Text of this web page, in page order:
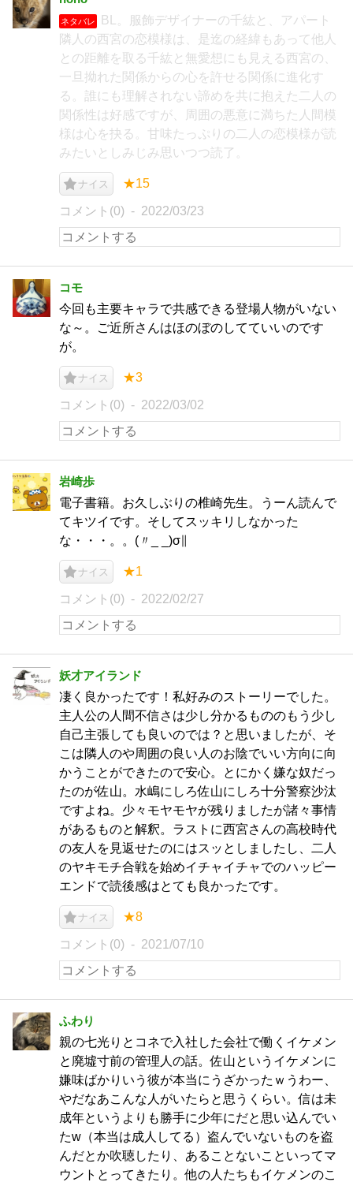
ネタバレ
BL。服飾デザイナーの千紘と、アパート
隣人の西宮の恋模様は、是迄の経緯もあって他人
との距離を取る千紘と無愛想にも見える西宮の、
一旦拗れた関係からの心を許せる関係に進化す
る。誰にも理解されない諦めを共に抱えた二人の
関係性は好感ですが、周囲の悪意に満ちた人間模
様は心を抉る。甘味たっぷりの二人の恋模様が読
みたいとしみじみ思いつつ読了。
ナイス ★15
コメント(0) 2022/03/23
コモ
今回も主要キャラで共感できる登場人物がいない
な～。ご近所さんはほのぼのしてていいのです
が。
ナイス ★3
コメント(0) 2022/03/02
岩崎歩
電子書籍。お久しぶりの椎崎先生。うーん読んで
てキツイです。そしてスッキリしなかった
な・・・。。(〃_ _)σ∥
ナイス ★1
コメント(0) 2022/02/27
妖才アイランド
凄く良かったです！私好みのストーリーでした。
主人公の人間不信さは少し分かるもののもう少し
自己主張しても良いのでは？と思いましたが、そ
こは隣人のや周囲の良い人のお陰でいい方向に向
かうことができたので安心。とにかく嫌な奴だっ
たのが佐山。水嶋にしろ佐山にしろ十分警察沙汰
ですよね。少々モヤモヤが残りましたが諸々事情
があるものと解釈。ラストに西宮さんの高校時代
の友人を見返せたのにはスッとしましたし、二人
のヤキモチ合戦を始めイチャイチャでのハッピー
エンドで読後感はとても良かったです。
ナイス ★8
コメント(0) 2021/07/10
ふわり
親の七光りとコネで入社した会社で働くイケメン
と廃墟寸前の管理人の話。佐山というイケメンに
嫌味ばかりいう彼が本当にうざかったｗうわー、
やだなあこんな人がいたらと思うくらい。信は未
成年というよりも勝手に少年にだと思い込んでい
たw（本当は成人してる）盗んでいないものを盗
んだとか吹聴したり、あることないこといってマ
ウントとってきたり。他の人たちもイケメンのこ